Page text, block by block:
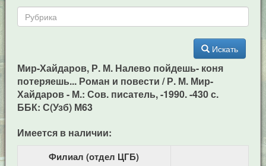
Искать
Мир-Хайдаров, Р. М. Налево пойдешь- коня
потеряешь... Роман и повести / Р. М. Мир-
Хайдаров - М.: Сов. писатель, -1990. -430 с.
ББК: С(Узб) М63
Имеется в наличии:
Филиал (отдел ЦГБ)